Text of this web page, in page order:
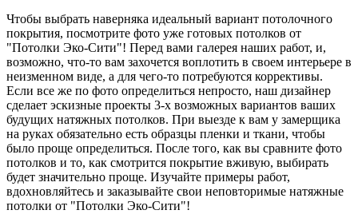
Чтобы выбрать наверняка идеальный вариант потолочного
покрытия, посмотрите фото уже готовых потолков от
"Потолки Эко-Сити"! Перед вами галерея наших работ, и,
возможно, что-то вам захочется воплотить в своем интерьере в
неизменном виде, а для чего-то потребуются коррективы.
Если все же по фото определиться непросто, наш дизайнер
сделает эскизные проекты 3-х возможных вариантов ваших
будущих натяжных потолков. При выезде к вам у замерщика
на руках обязательно есть образцы пленки и ткани, чтобы
было проще определиться. После того, как вы сравните фото
потолков и то, как смотрится покрытие вживую, выбирать
будет значительно проще. Изучайте примеры работ,
вдохновляйтесь и заказывайте свои неповторимые натяжные
потолки от "Потолки Эко-Сити"!